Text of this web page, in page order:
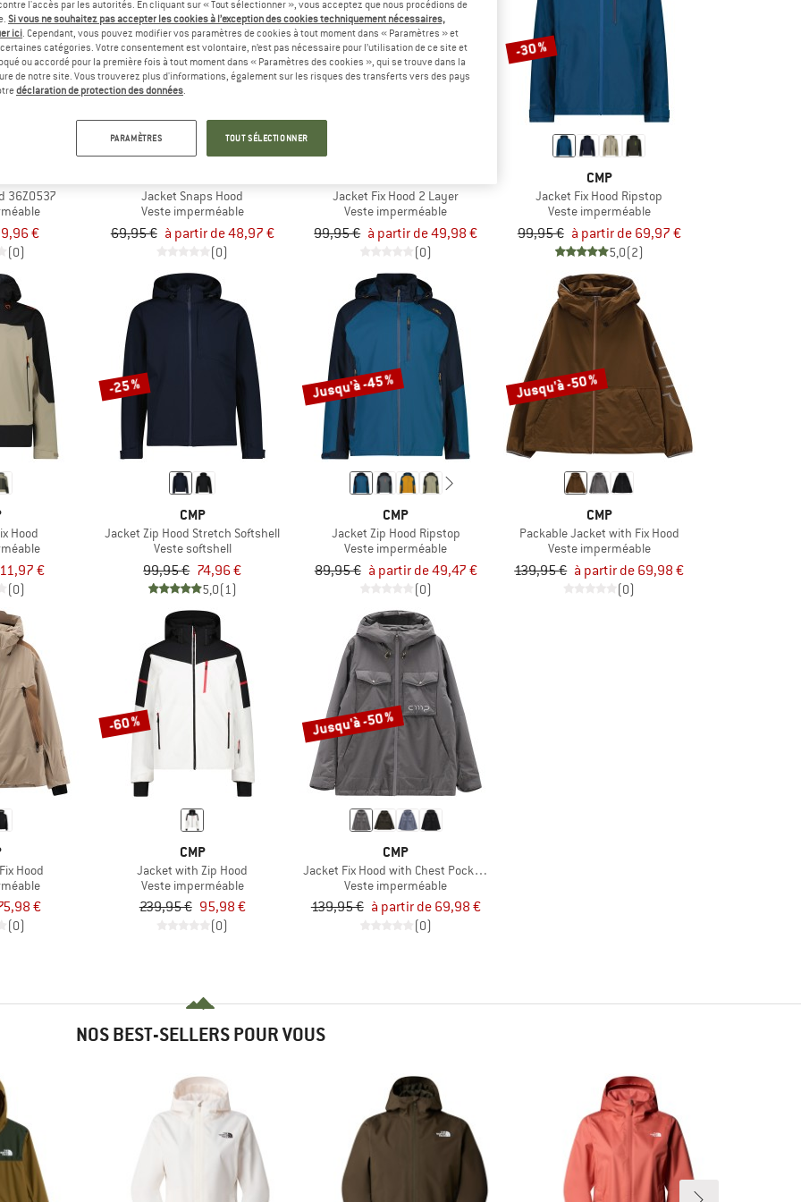
36Z0537
€
(0)
Jusqu'à -30 %
Jacket Snaps Hood
Veste imperméable
69,95 € à partir de 48,97 €
(0)
Jusqu'à -50 %
Jacket Fix Hood 2 Layer
Veste imperméable
99,95 € à partir de 49,98 €
(0)
-30 %
CMP
Jacket Fix Hood Ripstop
Veste imperméable
99,95 € à partir de 69,97 €
5,0(2)
Hood
€
(0)
-25 %
CMP
Jacket Zip Hood Stretch Softshell
Veste softshell
99,95 € 74,96 €
5,0(1)
Jusqu'à -45 %
CMP
Jacket Zip Hood Ripstop
Veste imperméable
89,95 € à partir de 49,47 €
(0)
Jusqu'à -50 %
CMP
Packable Jacket with Fix Hood
Veste imperméable
139,95 € à partir de 69,98 €
(0)
Hood
€
(0)
-60 %
CMP
Jacket with Zip Hood
Veste imperméable
239,95 € 95,98 €
(0)
Jusqu'à -50 %
CMP
Jacket Fix Hood with Chest Pockets
Veste imperméable
139,95 € à partir de 69,98 €
(0)
NOS BEST-SELLERS POUR VOUS
l'accès par les autorités. En cliquant sur « Tout sélectionner », vous acceptez que nous procédions de
Si vous ne souhaitez pas accepter les cookies à l’exception des cookies techniquement nécessaires,
ici . Cependant, vous pouvez modifier vos paramètres de cookies à tout moment dans « Paramètres » et
catégories. Votre consentement est volontaire, n’est pas nécessaire pour l’utilisation de ce site et
ou accordé pour la première fois à tout moment dans « Paramètres des cookies », qui se trouve dans la
de notre site. Vous trouverez plus d'informations, également sur les risques des transferts vers des pays
déclaration de protection des données
PARAMÈTRES TOUT SÉLECTIONNER